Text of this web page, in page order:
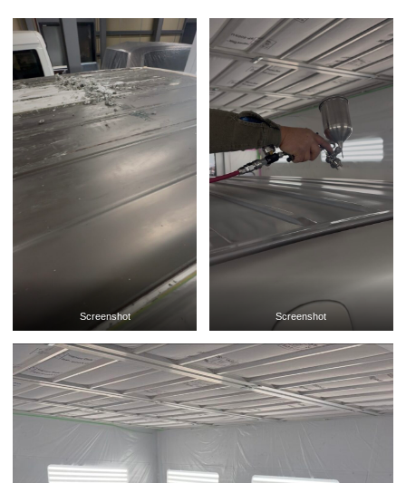
Screenshot Screenshot